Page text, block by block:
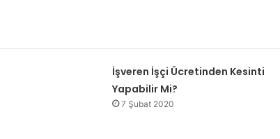
İşveren İşçi Ücretinden Kesinti
Yapabilir Mi?
7 Şubat 2020